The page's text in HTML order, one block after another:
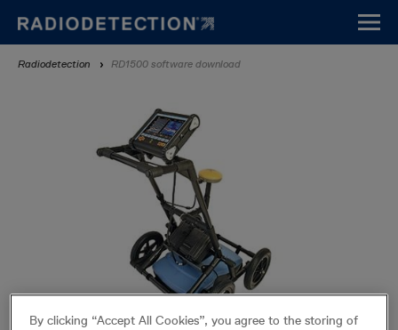
contenu
principal
Fil
Radiodetection RD1500 software download
By clicking “Accept All Cookies”, you agree to the storing of